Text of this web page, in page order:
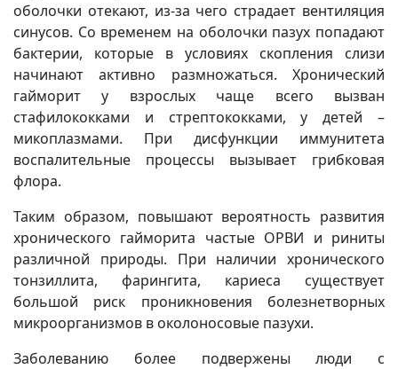
оболочки отекают, из-за чего страдает вентиляция
синусов. Со временем на оболочки пазух попадают
бактерии, которые в условиях скопления слизи
начинают активно размножаться. Хронический
гайморит у взрослых чаще всего вызван
стафилококками и стрептококками, у детей –
микоплазмами. При дисфункции иммунитета
воспалительные процессы вызывает грибковая
флора.
Таким образом, повышают вероятность развития
хронического гайморита частые ОРВИ и риниты
различной природы. При наличии хронического
тонзиллита, фарингита, кариеса существует
большой риск проникновения болезнетворных
микроорганизмов в околоносовые пазухи.
Заболеванию более подвержены люди с